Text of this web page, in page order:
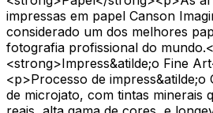
impressas em papel Canson
considerado um dos melhores
fotografia profissional do
<strong>Impress&atilde;o Fine
<p>Processo de impress&atilde;o
de microjato, com tintas minerais